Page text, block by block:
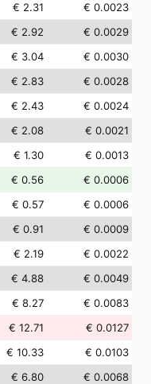
€ 2.31
€ 0.0023
€ 2.92
€ 0.0029
€ 3.04
€ 0.0030
€ 2.83
€ 0.0028
€ 2.43
€ 0.0024
€ 2.08
€ 0.0021
€ 1.30
€ 0.0013
€ 0.56
€ 0.0006
€ 0.57
€ 0.0006
€ 0.91
€ 0.0009
€ 2.19
€ 0.0022
€ 4.88
€ 0.0049
€ 8.27
€ 0.0083
€ 12.71
€ 0.0127
€ 10.33
€ 0.0103
€ 6.80
€ 0.0068